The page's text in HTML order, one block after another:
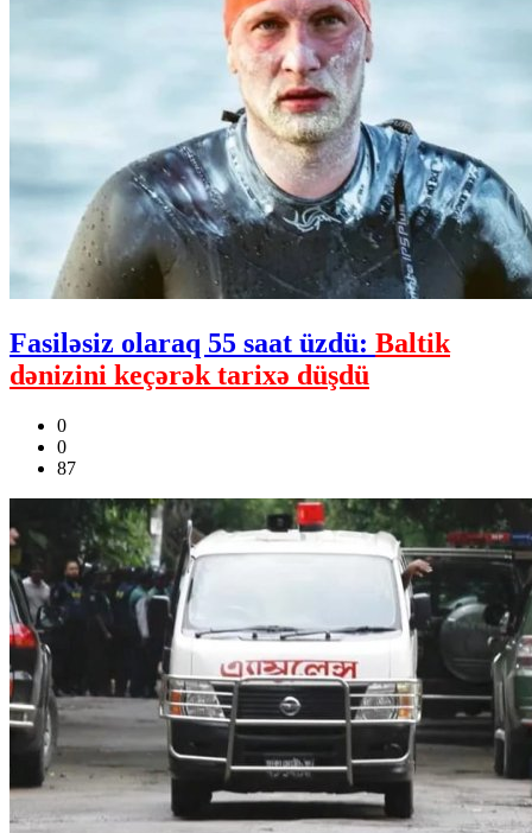
Fasiləsiz olaraq 55 saat üzdü: Baltik
dənizini keçərək tarixə düşdü
0
0
87